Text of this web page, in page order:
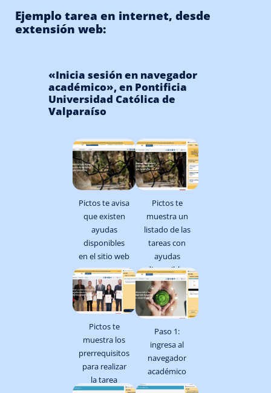
Ejemplo tarea en internet, desde
extensión web:
«Inicia sesión en navegador
académico», en Pontificia
Universidad Católica de
Valparaíso
Pictos te avisa
que existen
ayudas
disponibles
en el sitio web
Pictos te
muestra un
listado de las
tareas con
ayudas
disponibles
Pictos te
muestra los
prerrequisitos
para realizar
la tarea
Paso 1:
ingresa al
navegador
académico